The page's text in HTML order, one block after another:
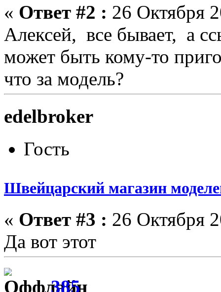
« Ответ #2 : 26 Октября
Алексей, все бывает, а
может быть кому-то
что за модель?
edelbroker
Гость
Швейцарский магазин
« Ответ #3 : 26 Октября
Да вот этот
385